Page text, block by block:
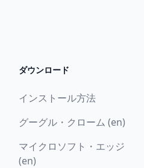
ダウンロード
インストール方法
グーグル・クローム (en)
マイクロソフト・エッジ
(en)